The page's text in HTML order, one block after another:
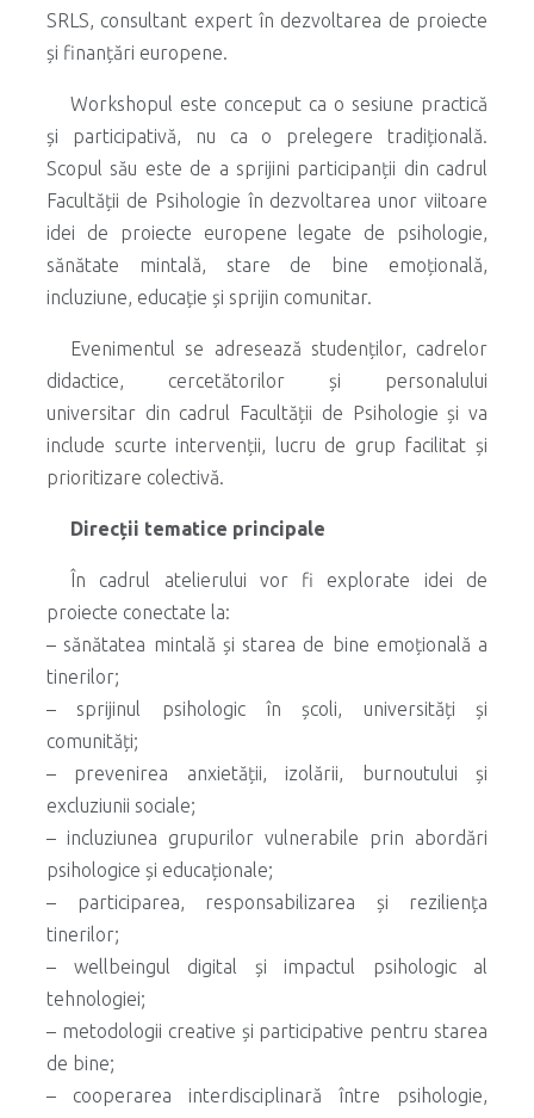
SRLS, consultant expert în dezvoltarea de proiecte
și finanțări europene.
Workshopul este conceput ca o sesiune practică
și participativă, nu ca o prelegere tradițională.
Scopul său este de a sprijini participanții din cadrul
Facultății de Psihologie în dezvoltarea unor viitoare
idei de proiecte europene legate de psihologie,
sănătate mintală, stare de bine emoțională,
incluziune, educație și sprijin comunitar.
Evenimentul se adresează studenților, cadrelor
didactice, cercetătorilor și personalului
universitar din cadrul Facultății de Psihologie și va
include scurte intervenții, lucru de grup facilitat și
prioritizare colectivă.
Direcții tematice principale
În cadrul atelierului vor fi explorate idei de
proiecte conectate la:
– sănătatea mintală și starea de bine emoțională a
tinerilor;
– sprijinul psihologic în școli, universități și
comunități;
– prevenirea anxietății, izolării, burnoutului și
excluziunii sociale;
– incluziunea grupurilor vulnerabile prin abordări
psihologice și educaționale;
– participarea, responsabilizarea și reziliența
tinerilor;
– wellbeingul digital și impactul psihologic al
tehnologiei;
– metodologii creative și participative pentru starea
de bine;
– cooperarea interdisciplinară între psihologie,